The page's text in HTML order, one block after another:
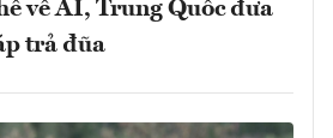
về AI, Trung Quốc đưa
trả đũa